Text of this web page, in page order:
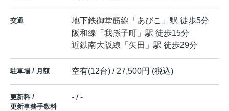
交通 地下鉄御堂筋線 「 あびこ 」駅 徒歩5分
阪和線 「 我孫子町 」駅 徒歩15分
近鉄南大阪線 「 矢田 」駅 徒歩29分
駐車場 / 月額 空有(12台) / 27,500円 (税込)
更新料 /
更新事務手数料
- / -